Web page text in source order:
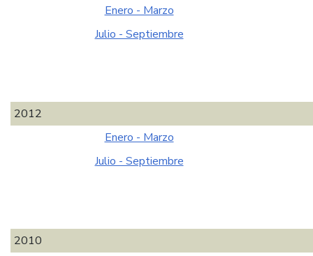
Enero - Marzo
Julio - Septiembre
2012
Enero - Marzo
Julio - Septiembre
2010